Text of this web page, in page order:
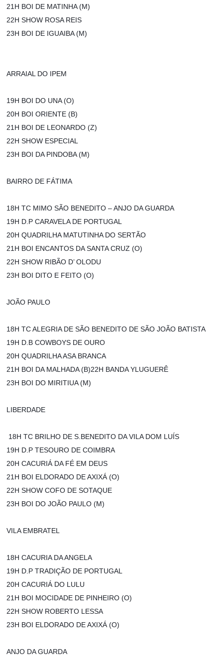
21H BOI DE MATINHA (M)
22H SHOW ROSA REIS
23H BOI DE IGUAIBA (M)
ARRAIAL DO IPEM
19H BOI DO UNA (O)
20H BOI ORIENTE (B)
21H BOI DE LEONARDO (Z)
22H SHOW ESPECIAL
23H BOI DA PINDOBA (M)
BAIRRO DE FÁTIMA
18H TC MIMO SÃO BENEDITO – ANJO DA GUARDA
19H D.P CARAVELA DE PORTUGAL
20H QUADRILHA MATUTINHA DO SERTÃO
21H BOI ENCANTOS DA SANTA CRUZ (O)
22H SHOW RIBÃO D’ OLODU
23H BOI DITO E FEITO (O)
JOÃO PAULO
18H TC ALEGRIA DE SÃO BENEDITO DE SÃO JOÃO BATISTA
19H D.B COWBOYS DE OURO
20H QUADRILHA ASA BRANCA
21H BOI DA MALHADA (B)22H BANDA YLUGUERÊ
23H BOI DO MIRITIUA (M)
LIBERDADE
18H TC BRILHO DE S.BENEDITO DA VILA DOM LUÍS
19H D.P TESOURO DE COIMBRA
20H CACURIÁ DA FÉ EM DEUS
21H BOI ELDORADO DE AXIXÁ (O)
22H SHOW COFO DE SOTAQUE
23H BOI DO JOÃO PAULO (M)
VILA EMBRATEL
18H CACURIA DA ANGELA
19H D.P TRADIÇÃO DE PORTUGAL
20H CACURIÁ DO LULU
21H BOI MOCIDADE DE PINHEIRO (O)
22H SHOW ROBERTO LESSA
23H BOI ELDORADO DE AXIXÁ (O)
ANJO DA GUARDA